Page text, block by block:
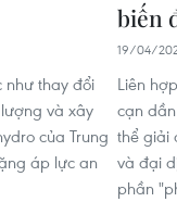
như thay đổi
và xây
của Trung
áp lực an
biến
19/04/
Liên
cạn
thể giải
và đại
phần